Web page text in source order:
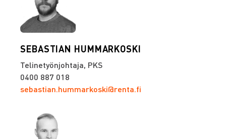
SEBASTIAN HUMMARKOSKI
Telinetyönjohtaja, PKS
0400 887 018
sebastian.hummarkoski@renta.fi